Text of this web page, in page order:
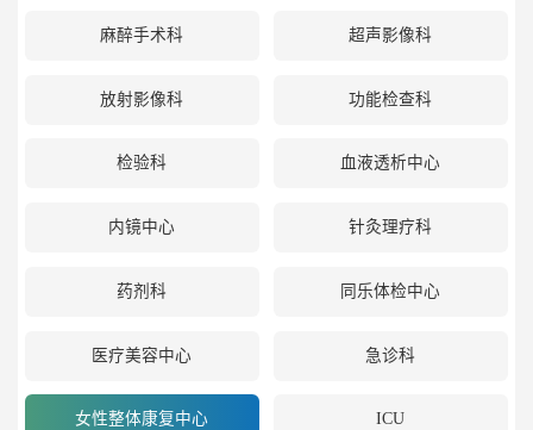
麻醉手术科 超声影像科
放射影像科 功能检查科
检验科 血液透析中心
内镜中心 针灸理疗科
药剂科 同乐体检中心
医疗美容中心 急诊科
女性整体康复中心 ICU